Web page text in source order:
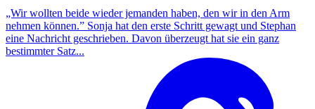
„Wir wollten beide wieder jemanden haben, den wir in den Arm
nehmen können.” Sonja hat den erste Schritt gewagt und Stephan
eine Nachricht geschrieben. Davon überzeugt hat sie ein ganz
bestimmter Satz...